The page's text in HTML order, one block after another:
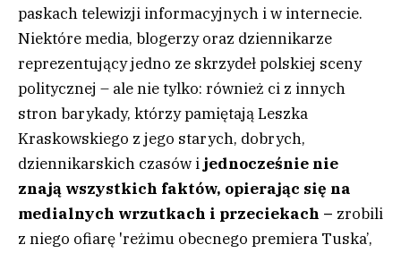
paskach telewizji informacyjnych i w internecie.
Niektóre media, blogerzy oraz dziennikarze
reprezentujący jedno ze skrzydeł polskiej sceny
politycznej – ale nie tylko: również ci z innych
stron barykady, którzy pamiętają Leszka
Kraskowskiego z jego starych, dobrych,
dziennikarskich czasów i jednocześnie nie
znają wszystkich faktów, opierając się na
medialnych wrzutkach i przeciekach – zrobili
z niego ofiarę 'reżimu obecnego premiera Tuska’,